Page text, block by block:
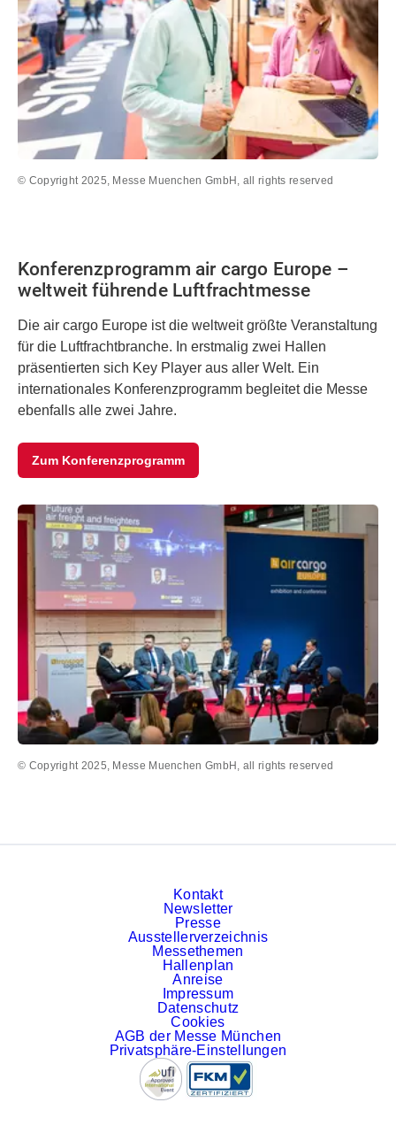
© Copyright 2025, Messe Muenchen GmbH, all rights reserved
Konferenzprogramm air cargo Europe –
weltweit führende Luftfrachtmesse
Die air cargo Europe ist die weltweit größte Veranstaltung
für die Luftfrachtbranche. In erstmalig zwei Hallen
präsentierten sich Key Player aus aller Welt. Ein
internationales Konferenzprogramm begleitet die Messe
ebenfalls alle zwei Jahre.
Zum Konferenzprogramm
© Copyright 2025, Messe Muenchen GmbH, all rights reserved
Kontakt
Newsletter
Presse
Ausstellerverzeichnis
Messethemen
Hallenplan
Anreise
Impressum
Datenschutz
Cookies
AGB der Messe München
Privatsphäre-Einstellungen